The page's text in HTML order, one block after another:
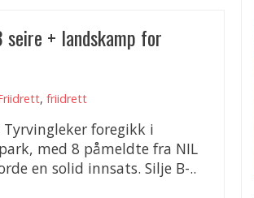
seire + landskamp for
, friidrett
foregikk i
med 8 påmeldte fra NIL
en solid innsats. Silje B-..